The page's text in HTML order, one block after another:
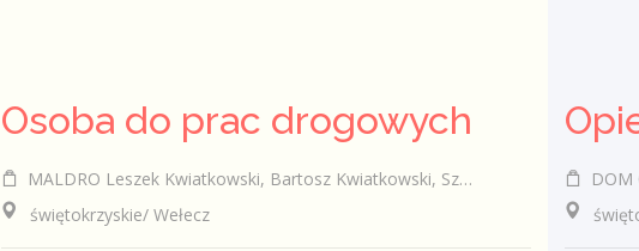
Osoba do prac drogowych
MALDRO Leszek Kwiatkowski, Bartosz Kwiatkowski, Szymon Kwiatkowski spółka cywilna
świętokrzyskie/ Wełecz
DOM